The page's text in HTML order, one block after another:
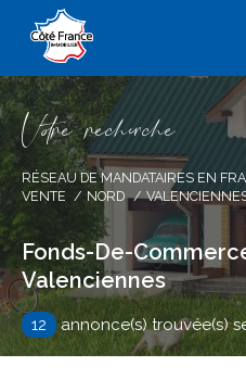
Vore recece
RÉSEAU DE MANDATAIRES EN
VENTE
NORD
Fonds-De-
Valenciennes
12 annonce(s) trouvée(s)
Effectuer une
et trouver le bien
critères
Type
d'offre
Vente immobilier